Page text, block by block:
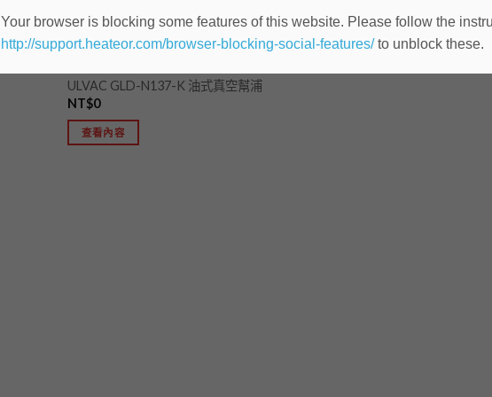
ULVAC GLD-N137-K 油式真空幫浦
NT$0
查看內容
Your browser is blocking some features of this website. Please follow the
http://support.heateor.com/browser-blocking-social-features/to unblock these.